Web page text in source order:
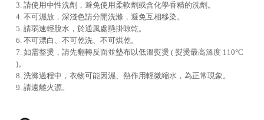
3. 請使用中性洗劑，避免使用柔軟劑或含化學香精的洗劑。
4. 不可濕放，深淺色請分開洗滌，避免互相移染。
5. 請弱速輕脫水，於通風處懸掛晾乾。
6. 不可漂白、不可乾洗、不可烘乾。
7. 如需整燙，請先翻轉反面並墊布以低溫熨燙 ( 熨燙最高溫度 110°C
)。
8. 洗滌過程中，衣物可能因濕、熱作用輕微縮水，為正常現象。
9. 請遠離火源。